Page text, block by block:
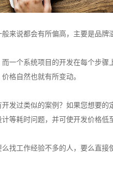
来说都会有所偏高，主要是品牌
一个系统项目的开发在每个步
格自然也就有所变动。
发过类似的案例？如果您想要
等耗时问题，并可使开发价格低
找工作经验不多的人，要么直